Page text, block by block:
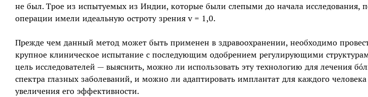
не был. Трое из испытуемых из Индии, которые были слепыми до начала исследования,
операции имели идеальную остроту зрения v = 1,0.
Прежде чем данный метод может быть применен в здравоохранении, необходимо
крупное клиническое испытание с последующим одобрением регулирующими
цель исследователей — выяснить, можно ли использовать эту технологию для лечения
спектра глазных заболеваний, и можно ли адаптировать имплантат для каждого
увеличения его эффективности.